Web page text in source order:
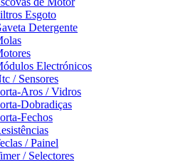
Esgoto
Detergente
Electrónicos
/ Sensores
Aros / Vidros
Dobradiças
Fechos
/ Painel
/ Selectores